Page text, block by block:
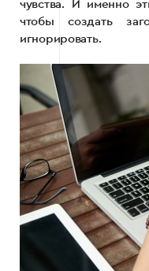
чувства. И именно
чтобы создать
игнорировать.